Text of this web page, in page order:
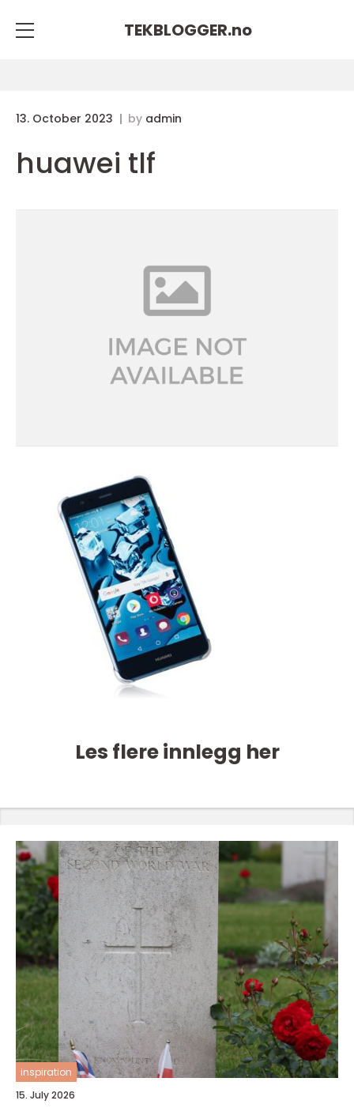
TEKBLOGGER.no
13. October 2023 by admin
huawei tlf
Les flere innlegg her
inspiration
15. July 2026